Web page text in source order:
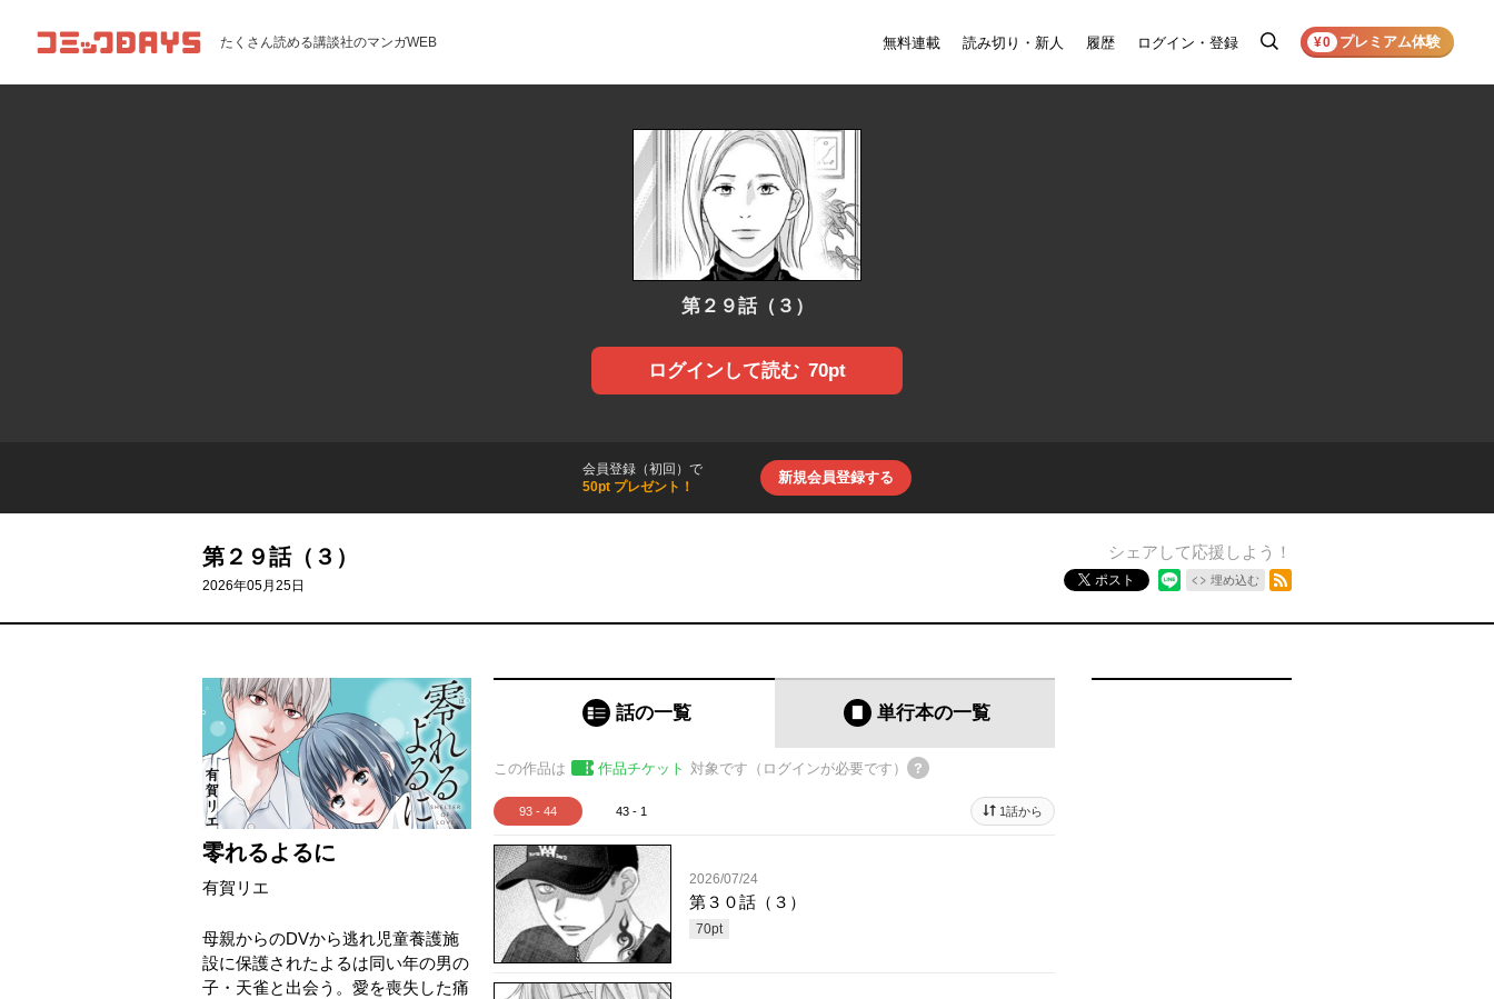
コミックDAYS たくさん読める講談社のマンガWEB 無料連載 読み切り・新人 履歴 ログイン・登録
検
¥0 プレミアム体験
第２９話（３）
ログインして読む 70pt
会員登録（初回）で
50pt プレゼント！
新規会員登録する
第２９話（３）
2026年05月25日
シェアして応援しよう！
ポスト 埋め込む
零れるよるに
有賀リエ
母親からのDVから逃れ児童養護施
設に保護されたよるは同い年の男の
子・天雀と出会う。愛を喪失した痛
話の一覧 単行本の一覧
この作品は 作品チケット 対象です（ログインが必要です）
93 - 44 43 - 1 1話から
2026/07/24
第３０話（３）
70pt